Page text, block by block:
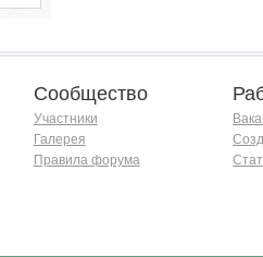
Сообщество
Участники
Галерея
Правила форума